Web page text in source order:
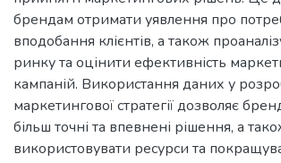
брендам отримати уявлення про
вподобання клієнтів, а також
ринку та оцінити ефективність
кампаній. Використання даних у
маркетингової стратегії дозволяє
більш точні та впевнені рішення, а
використовувати ресурси та